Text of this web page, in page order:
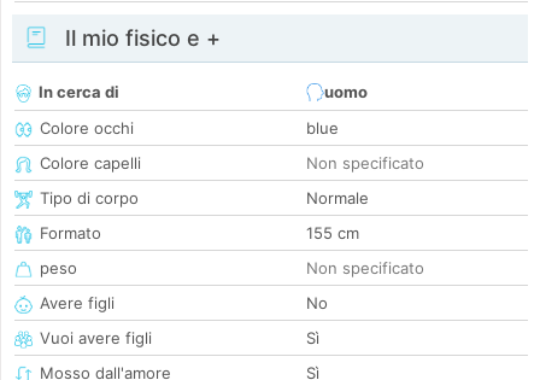
Il mio fisico e +
In cerca di
uomo
Colore occhi
blue
Colore capelli
Non specificato
Tipo di corpo
Normale
Formato
155 cm
peso
Non specificato
Avere figli
No
Vuoi avere figli
Sì
Mosso dall'amore
Sì